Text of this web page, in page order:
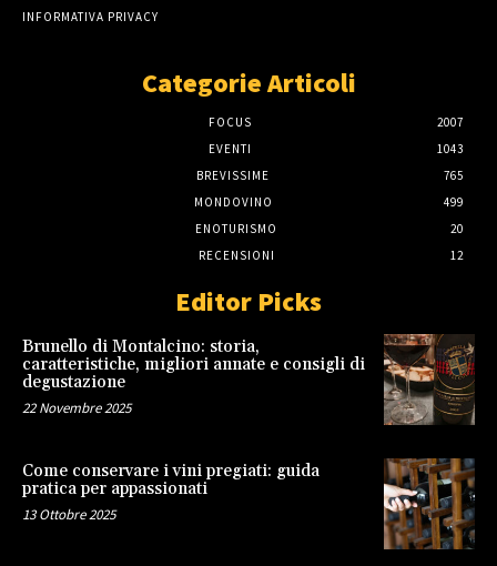
INFORMATIVA PRIVACY
Categorie Articoli
FOCUS
2007
EVENTI
1043
BREVISSIME
765
MONDOVINO
499
ENOTURISMO
20
RECENSIONI
12
Editor Picks
Brunello di Montalcino: storia,
caratteristiche, migliori annate e consigli di
degustazione
22 Novembre 2025
Come conservare i vini pregiati: guida
pratica per appassionati
13 Ottobre 2025